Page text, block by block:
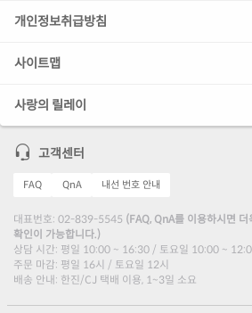
개인정보취급방침
사이트맵
사랑의 릴레이
고객센터
FAQ QnA 내선 번호 안내
대표번호: 02-839-5545 (FAQ, QnA를 이용하시면
확인이 가능합니다.)
상담 시간: 평일 10:00 ~ 16:30 / 토요일 10:00 ~
주문 마감: 평일 16시 / 토요일 12시
배송 안내: 한진/CJ 택배 이용, 1~3일 소요